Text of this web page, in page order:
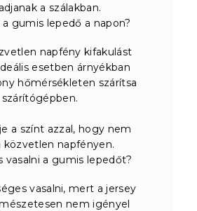
a szálakban.
gumis lepedő a napon?
napfény kifakulást
esetben árnyékban
hőmérsékleten szárítsa
szárítógépben.
a színt azzal, hogy nem
közvetlen napfényen.
vasalni a gumis lepedőt?
vasalni, mert a jersey
nem igényel